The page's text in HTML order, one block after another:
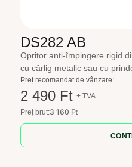
DS282 AB
Opritor anti-împingere rigid
cu cârlig metalic sau cu
Preț recomandat de vânzare:
2 490 Ft + TVA
Preț brut:3 160 Ft